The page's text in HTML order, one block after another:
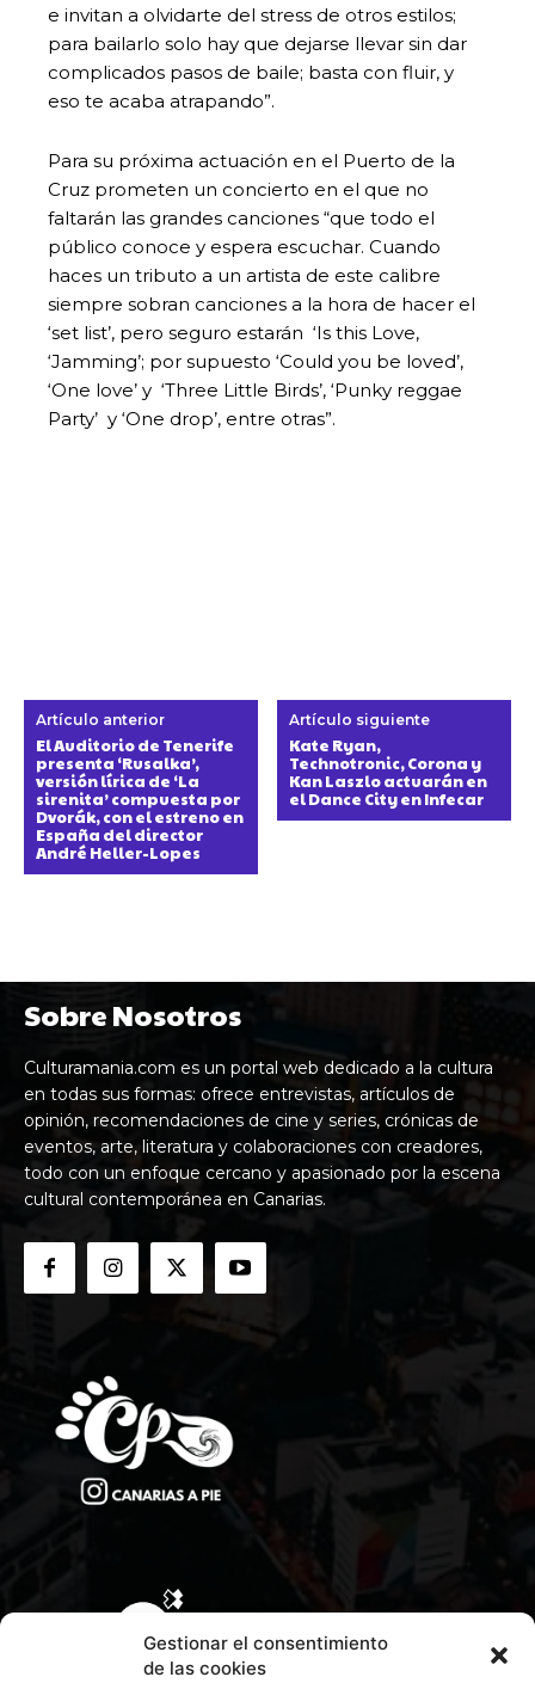
Gestionar el consentimiento
de las cookies
e invitan a olvidarte del stress de otros estilos;
para bailarlo solo hay que dejarse llevar sin dar
complicados pasos de baile; basta con fluir, y
eso te acaba atrapando”.
Para su próxima actuación en el Puerto de la
Cruz prometen un concierto en el que no
faltarán las grandes canciones “que todo el
público conoce y espera escuchar. Cuando
haces un tributo a un artista de este calibre
siempre sobran canciones a la hora de hacer el
‘set list’, pero seguro estarán ‘Is this Love,
‘Jamming’; por supuesto ‘Could you be loved’,
‘One love’ y ‘Three Little Birds’, ‘Punky reggae
Party’ y ‘One drop’, entre otras”.
Artículo anterior
El Auditorio de Tenerife
presenta ‘Rusalka’,
versión lírica de ‘La
sirenita’ compuesta por
Dvorák, con el estreno en
España del director
André Heller-Lopes
Artículo siguiente
Kate Ryan,
Technotronic, Corona y
Kan Laszlo actuarán en
el Dance City en Infecar
Sobre Nosotros
Culturamania.com es un portal web dedicado a la cultura
en todas sus formas: ofrece entrevistas, artículos de
opinión, recomendaciones de cine y series, crónicas de
eventos, arte, literatura y colaboraciones con creadores,
todo con un enfoque cercano y apasionado por la escena
cultural contemporánea en Canarias.